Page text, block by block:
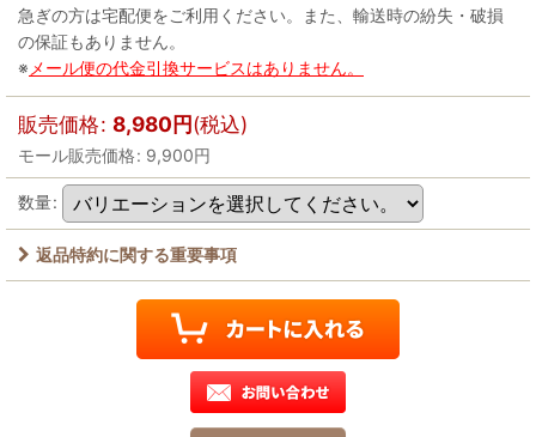
急ぎの方は宅配便をご利用ください。また、輸送時の紛失・破損
の保証もありません。
※ メール便の代金引換サービスはありません。
販売価格: 8,980円(税込)
モール販売価格: 9,900円
数量:
返品特約に関する重要事項